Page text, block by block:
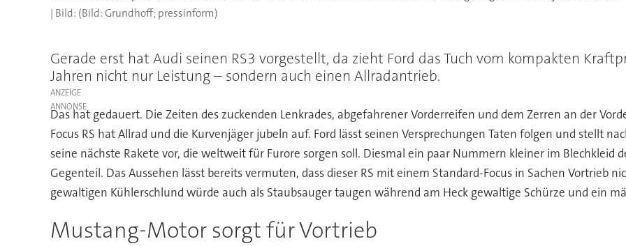
(Bild: Grundhoff; pressinform)
Gerade erst hat Audi seinen RS3 vorgestellt, da zieht Ford das Tuch vom kompakten
Jahren nicht nur Leistung – sondern auch einen Allradantrieb.
ANZEIGE
Das hat gedauert. Die Zeiten des zuckenden Lenkrades, abgefahrener Vorderreifen und dem Zerren an der
Focus RS hat Allrad und die Kurvenjäger jubeln auf. Ford lässt seinen Versprechungen Taten folgen und stellt
seine nächste Rakete vor, die weltweit für Furore sorgen soll. Diesmal ein paar Nummern kleiner im Blechkleid
Gegenteil. Das Aussehen lässt bereits vermuten, dass dieser RS mit einem Standard-Focus in Sachen Vortrieb
gewaltigen Kühlerschlund würde auch als Staubsauger taugen während am Heck gewaltige Schürze und ein
Mustang-Motor sorgt für Vortrieb